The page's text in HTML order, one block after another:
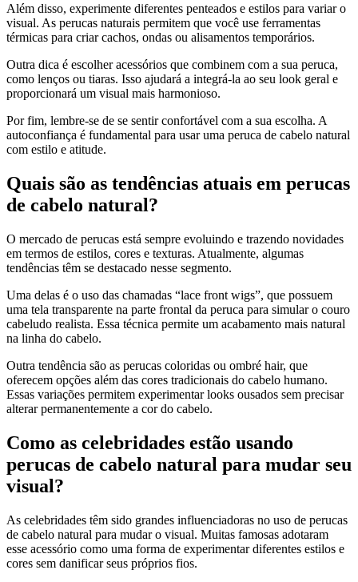
Além disso, experimente diferentes penteados e estilos para variar o
visual. As perucas naturais permitem que você use ferramentas
térmicas para criar cachos, ondas ou alisamentos temporários.
Outra dica é escolher acessórios que combinem com a sua peruca,
como lenços ou tiaras. Isso ajudará a integrá-la ao seu look geral e
proporcionará um visual mais harmonioso.
Por fim, lembre-se de se sentir confortável com a sua escolha. A
autoconfiança é fundamental para usar uma peruca de cabelo natural
com estilo e atitude.
Quais são as tendências atuais em perucas
de cabelo natural?
O mercado de perucas está sempre evoluindo e trazendo novidades
em termos de estilos, cores e texturas. Atualmente, algumas
tendências têm se destacado nesse segmento.
Uma delas é o uso das chamadas “lace front wigs”, que possuem
uma tela transparente na parte frontal da peruca para simular o couro
cabeludo realista. Essa técnica permite um acabamento mais natural
na linha do cabelo.
Outra tendência são as perucas coloridas ou ombré hair, que
oferecem opções além das cores tradicionais do cabelo humano.
Essas variações permitem experimentar looks ousados sem precisar
alterar permanentemente a cor do cabelo.
Como as celebridades estão usando
perucas de cabelo natural para mudar seu
visual?
As celebridades têm sido grandes influenciadoras no uso de perucas
de cabelo natural para mudar o visual. Muitas famosas adotaram
esse acessório como uma forma de experimentar diferentes estilos e
cores sem danificar seus próprios fios.